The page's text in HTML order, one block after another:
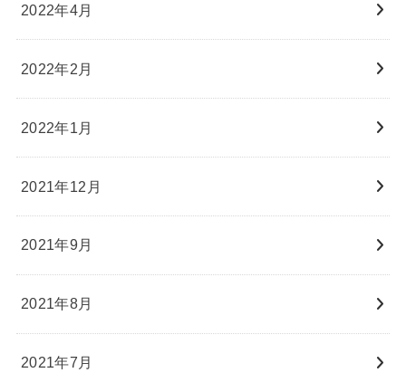
2022年4月
2022年2月
2022年1月
2021年12月
2021年9月
2021年8月
2021年7月